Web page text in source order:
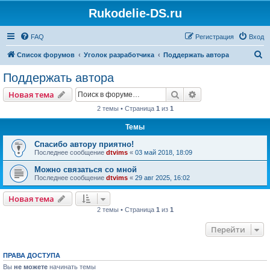
Rukodelie-DS.ru
FAQ Вход
Регистрация
Список форумов Уголок разработчика Поддержать автора
Поддержать автора
Новая тема Поиск
2 темы • Страница 1 из 1
Темы
Спасибо автору приятно!
Последнее сообщение dtvims « 03 май 2018, 18:09
Можно связаться со мной
Последнее сообщение dtvims « 29 авг 2025, 16:02
Новая тема
2 темы • Страница 1 из 1
Перейти
ПРАВА ДОСТУПА
Вы не можете начинать темы